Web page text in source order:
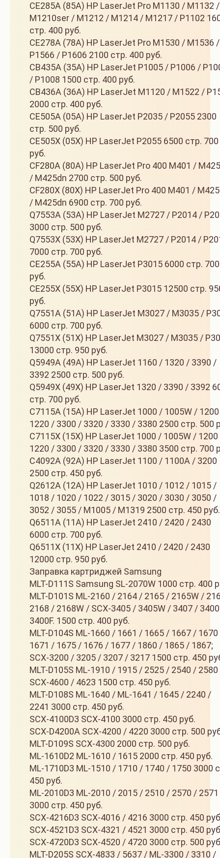
CE285A (85A) HP LaserJet Pro M1130 / M1132 /
M1210ser / M1212 / M1214 / M1217 / P1102
стр. 400 руб.
CE278A (78A) HP LaserJet Pro M1530 / M1536 /
P1566 / P1606 2100 стр. 400 руб.
CB435A (35A) HP LaserJet P1005 / P1006 /
/ P1008 1500 стр. 400 руб.
CB436A (36A) HP LaserJet M1120 / M1522 /
2000 стр. 400 руб.
CE505A (05A) HP LaserJet P2035 / P2055 2300
стр. 500 руб.
CE505X (05X) HP LaserJet P2055 6500 стр. 700
руб.
CF280A (80A) HP LaserJet Pro 400 M401 /
/ M425dn 2700 стр. 500 руб.
CF280X (80X) HP LaserJet Pro 400 M401 /
/ M425dn 6900 стр. 700 руб.
Q7553A (53A) HP LaserJet M2727 / P2014 /
3000 стр. 500 руб.
Q7553X (53X) HP LaserJet M2727 / P2014 /
7000 стр. 700 руб.
CE255A (55A) HP LaserJet P3015 6000 стр. 700
руб.
CE255X (55X) HP LaserJet P3015 12500 стр.
руб.
Q7551A (51A) HP LaserJet M3027 / M3035 /
6000 стр. 700 руб.
Q7551X (51X) HP LaserJet M3027 / M3035 /
13000 стр. 950 руб.
Q5949A (49A) HP LaserJet 1160 / 1320 / 3390 /
3392 2500 стр. 500 руб.
Q5949X (49X) HP LaserJet 1320 / 3390 / 3392
стр. 700 руб.
C7115A (15A) HP LaserJet 1000 / 1005W /
1220 / 3300 / 3320 / 3330 / 3380 2500 стр. 500
C7115X (15X) HP LaserJet 1000 / 1005W /
1220 / 3300 / 3320 / 3330 / 3380 3500 стр. 700
C4092A (92A) HP LaserJet 1100 / 1100A / 3200
2500 стр. 450 руб.
Q2612A (12A) HP LaserJet 1010 / 1012 / 1015 /
1018 / 1020 / 1022 / 3015 / 3020 / 3030 / 3050 /
3052 / 3055 / M1005 / M1319 2500 стр. 450 руб.
Q6511A (11A) HP LaserJet 2410 / 2420 / 2430
6000 стр. 700 руб.
Q6511X (11X) HP LaserJet 2410 / 2420 / 2430
12000 стр. 950 руб.
Заправка картриджей Samsung
MLT-D111S Samsung SL-2070W 1000 стр. 400
MLT-D101S ML-2160 / 2164 / 2165 / 2165W /
2168 / 2168W / SCX-3405 / 3405W / 3407 /
3400F. 1500 стр. 400 руб.
MLT-D104S ML-1660 / 1661 / 1665 / 1667 /
1671 / 1675 / 1676 / 1677 / 1860 / 1865 / 1867;
SCX-3200 / 3205 / 3207 / 3217 1500 стр. 450
MLT-D105S ML-1910 / 1915 / 2525 / 2540 / 2580
SCX-4600 / 4623 1500 стр. 450 руб.
MLT-D108S ML-1640 / ML-1641 / 1645 / 2240 /
2241 3000 стр. 450 руб.
SCX-4100D3 SCX-4100 3000 стр. 450 руб.
SCX-D4200A SCX-4200 / 4220 3000 стр. 500
MLT-D109S SCX-4300 2000 стр. 500 руб.
ML-1610D2 ML-1610 / 1615 2000 стр. 450 руб.
ML-1710D3 ML-1510 / 1710 / 1740 / 1750 3000
450 руб.
ML-2010D3 ML-2010 / 2015 / 2510 / 2570 / 2571
3000 стр. 450 руб.
SCX-4216D3 SCX-4016 / 4216 3000 стр. 450
SCX-4521D3 SCX-4321 / 4521 3000 стр. 450
SCX-4720D3 SCX-4520 / 4720 3000 стр. 500
MLT-D205S SCX-4833 / 5637 / ML-3300 / 3310 /